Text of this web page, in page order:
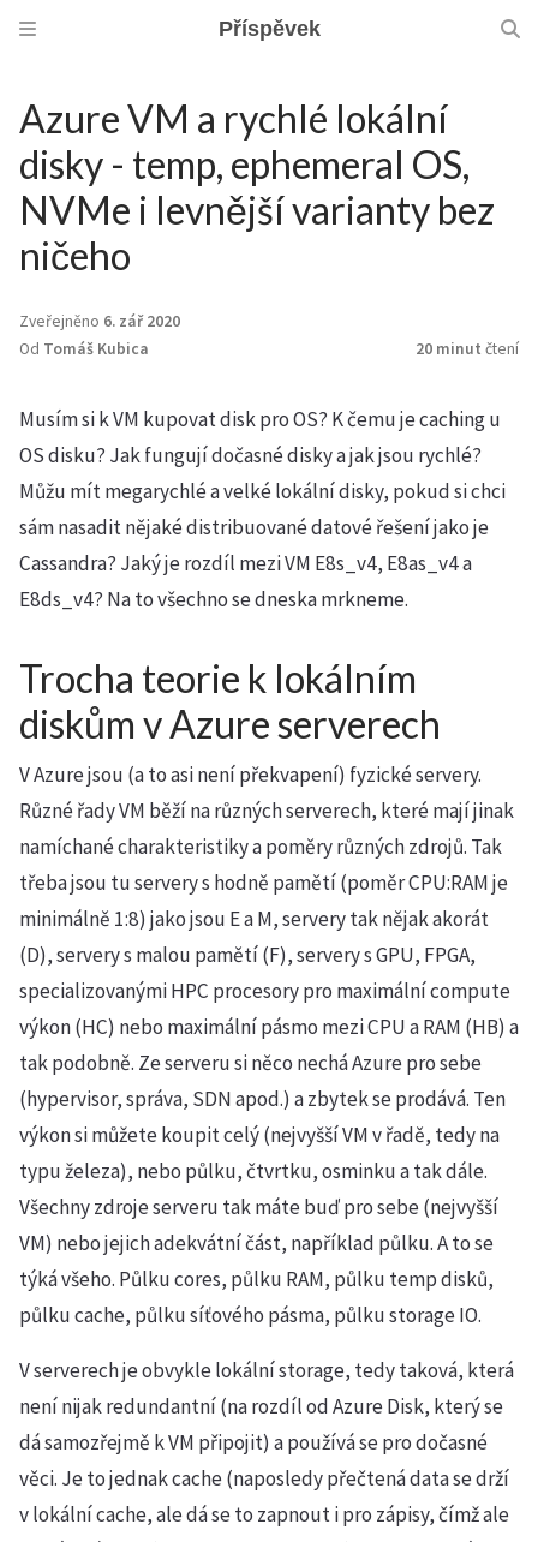
Příspěvek
Azure VM a rychlé lokální
disky - temp, ephemeral OS,
NVMe i levnější varianty bez
ničeho
Zveřejněno 6. zář 2020
Od Tomáš Kubica 20 minut čtení
Musím si k VM kupovat disk pro OS? K čemu je caching u
OS disku? Jak fungují dočasné disky a jak jsou rychlé?
Můžu mít megarychlé a velké lokální disky, pokud si chci
sám nasadit nějaké distribuované datové řešení jako je
Cassandra? Jaký je rozdíl mezi VM E8s_v4, E8as_v4 a
E8ds_v4? Na to všechno se dneska mrkneme.
Trocha teorie k lokálním
diskům v Azure serverech
V Azure jsou (a to asi není překvapení) fyzické servery.
Různé řady VM běží na různých serverech, které mají jinak
namíchané charakteristiky a poměry různých zdrojů. Tak
třeba jsou tu servery s hodně pamětí (poměr CPU:RAM je
minimálně 1:8) jako jsou E a M, servery tak nějak akorát
(D), servery s malou pamětí (F), servery s GPU, FPGA,
specializovanými HPC procesory pro maximální compute
výkon (HC) nebo maximální pásmo mezi CPU a RAM (HB) a
tak podobně. Ze serveru si něco nechá Azure pro sebe
(hypervisor, správa, SDN apod.) a zbytek se prodává. Ten
výkon si můžete koupit celý (nejvyšší VM v řadě, tedy na
typu železa), nebo půlku, čtvrtku, osminku a tak dále.
Všechny zdroje serveru tak máte buď pro sebe (nejvyšší
VM) nebo jejich adekvátní část, například půlku. A to se
týká všeho. Půlku cores, půlku RAM, půlku temp disků,
půlku cache, půlku síťového pásma, půlku storage IO.
V serverech je obvykle lokální storage, tedy taková, která
není nijak redundantní (na rozdíl od Azure Disk, který se
dá samozřejmě k VM připojit) a používá se pro dočasné
věci. Je to jednak cache (naposledy přečtená data se drží
v lokální cache, ale dá se to zapnout i pro zápisy, čímž ale